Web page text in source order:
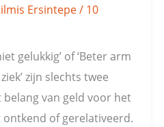
Ersintepe/ 10
gelukkig’ of ‘Beter arm
zijn slechts twee
van geld voor het
of gerelativeerd.